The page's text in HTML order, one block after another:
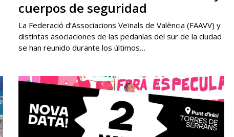
cuerpos de seguridad
La Federació d’Associacions Veïnals de València (FAAVV) y
distintas asociaciones de las pedanías del sur de la ciudad
se han reunido durante los últimos…